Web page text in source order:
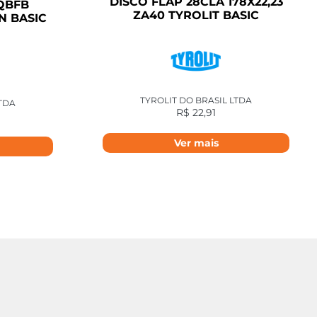
BASIC
ZA40 TYROLIT BASIC
TYROLIT DO BRASIL LTDA
R$ 22,91
Ver mais